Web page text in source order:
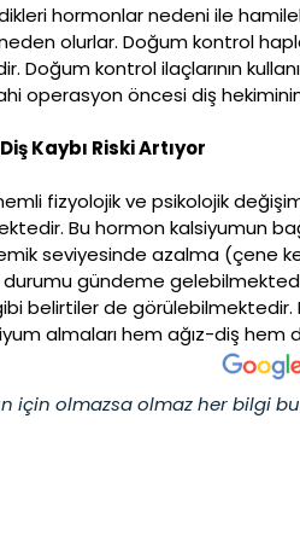
hormonlar nedeni ile
olurlar. Doğum kontrol
Doğum kontrol ilaçlarının
operasyon öncesi diş
Kaybı Riski Artıyor
fizyolojik ve psikolojik
Bu hormon kalsiyumun
seviyesinde azalma (çene
gündeme
belirtiler de
almaları hem ağız-diş hem
için olmazsa olmaz her bilgi